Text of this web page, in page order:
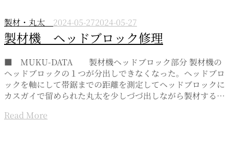
製材・丸太 2024-05-272024-05-27
製材機 ヘッドブロック修理
■ MUKU-DATA 製材機ヘッドブロック部分 製材機の
ヘッドブロックの１つが分出しできなくなった。ヘッドブロ
ックを軸にして帯鋸までの距離を測定してヘッドブロックに
カスガイで留められた丸太を少しづづ出しながら製材する…
Read More